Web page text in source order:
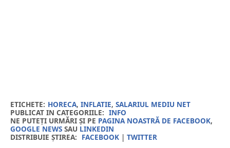
ETICHETE: HORECA, INFLATIE, SALARIUL MEDIU NET
PUBLICAT IN CATEGORIILE: INFO
NE PUTEȚI URMĂRI ȘI PE PAGINA NOASTRĂ DE FACEBOOK,
GOOGLE NEWSSAU LINKEDIN
DISTRIBUIE ȘTIREA: FACEBOOK| TWITTER